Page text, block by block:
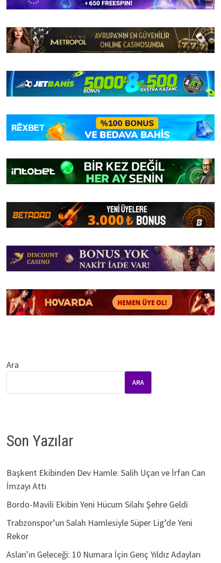
Ara
ARA
Son Yazılar
Başkent Ekibinden Dev Hamle: Salih Uçan ve İrfan Can
İmzayı Attı
Bordo-Mavili Ekibin Yeni Hücum Silahı Şehre Geldi
Trabzonspor’un Salah Hamlesiyle Süper Lig’de Yeni
Rekor
Aslan’ın Geleceği: 10 Numara İçin Genç Yıldız Adayları